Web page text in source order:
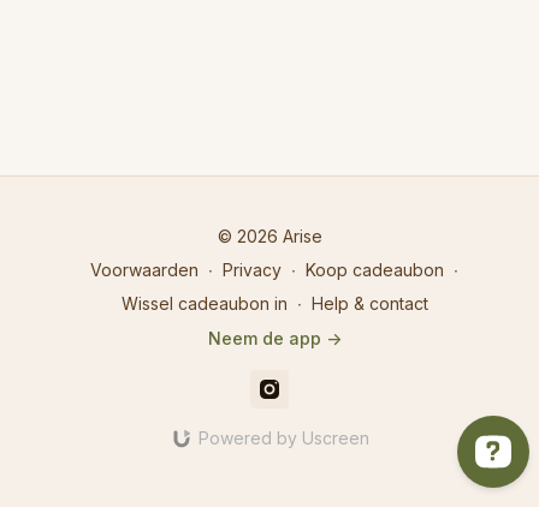
© 2026 Arise
Voorwaarden ∙ Privacy ∙ Koop cadeaubon ∙
Wissel cadeaubon in ∙ Help & contact
Neem de app ->
Powered by Uscreen